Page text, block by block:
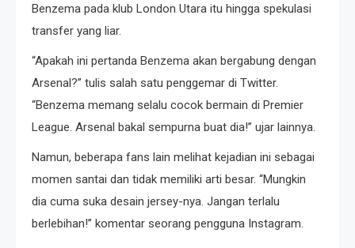
Benzema pada klub London Utara itu hingga spekulasi
transfer yang liar.
“Apakah ini pertanda Benzema akan bergabung dengan
Arsenal?” tulis salah satu penggemar di Twitter.
“Benzema memang selalu cocok bermain di Premier
League. Arsenal bakal sempurna buat dia!” ujar lainnya.
Namun, beberapa fans lain melihat kejadian ini sebagai
momen santai dan tidak memiliki arti besar. “Mungkin
dia cuma suka desain jersey-nya. Jangan terlalu
berlebihan!” komentar seorang pengguna Instagram.